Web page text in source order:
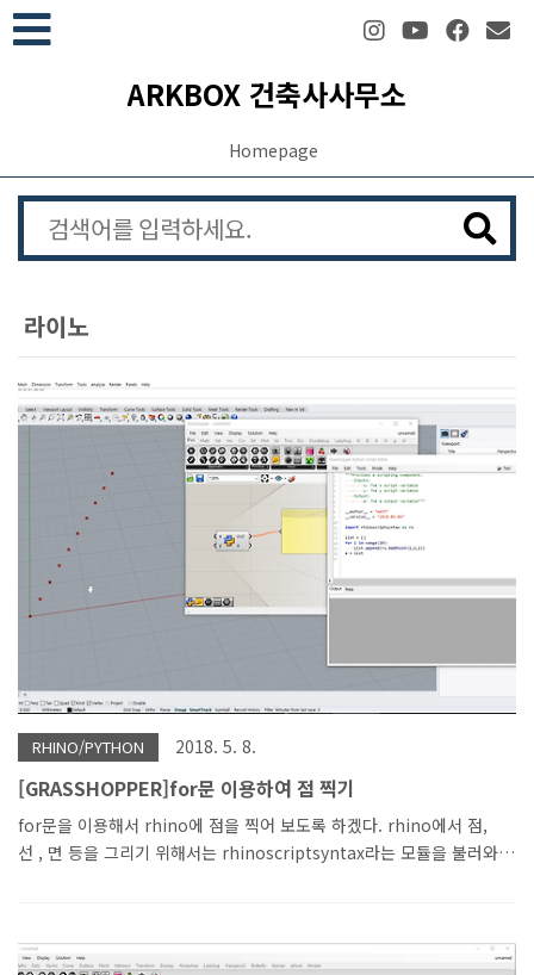
본문 바로가기
ARKBOX 건축사사무소
Homepage
라이노
RHINO/PYTHON 2018. 5. 8.
[GRASSHOPPER]for문 이용하여 점 찍기
for문을 이용해서 rhino에 점을 찍어 보도록 하겠다. rhino에서 점,
선 , 면 등을 그리기 위해서는 rhinoscriptsyntax라는 모듈을 불러와
기능은 python의 장점 중의 하나라고 생각이 된다. rhino 6 의